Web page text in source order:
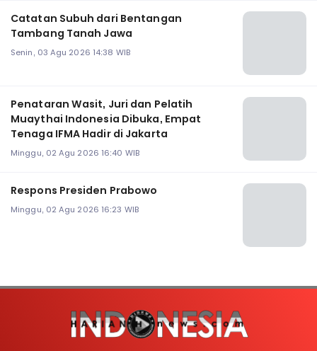
Catatan Subuh dari Bentangan
Tambang Tanah Jawa
Senin, 03 Agu 2026 14:38 WIB
Penataran Wasit, Juri dan Pelatih
Muaythai Indonesia Dibuka, Empat
Tenaga IFMA Hadir di Jakarta
Minggu, 02 Agu 2026 16:40 WIB
Respons Presiden Prabowo
Minggu, 02 Agu 2026 16:23 WIB